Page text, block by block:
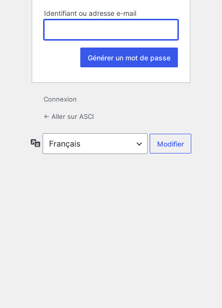
Identifiant ou adresse e-mail
Connexion
← Aller sur ASCI
Langue